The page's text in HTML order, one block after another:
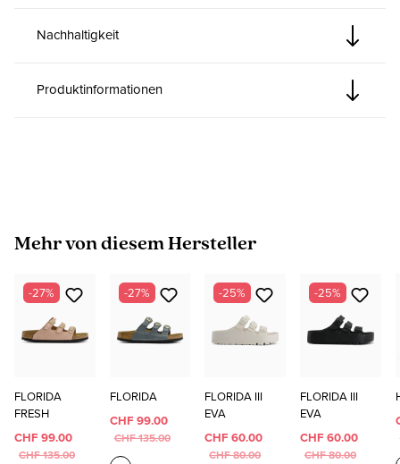
Nachhaltigkeit
Produktinformationen
Produktgalerie überspringen
Mehr von diesem Hersteller
-27%
FLORIDA
FRESH
CHF 99.00
CHF 135.00
-27%
FLORIDA
CHF 99.00
CHF 135.00
-25%
FLORIDA III
EVA
CHF 60.00
CHF 80.00
-25%
FLORIDA III
EVA
CHF 60.00
CHF 80.00